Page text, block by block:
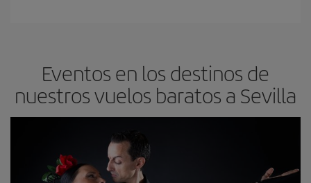
Eventos en los destinos de
nuestros vuelos baratos a Sevilla